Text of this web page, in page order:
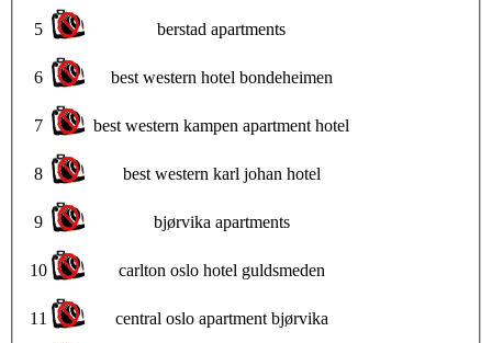
5 berstad apartments
6 best western hotel bondeheimen
7 best western kampen apartment hotel
8 best western karl johan hotel
9 bjørvika apartments
10 carlton oslo hotel guldsmeden
11 central oslo apartment bjørvika